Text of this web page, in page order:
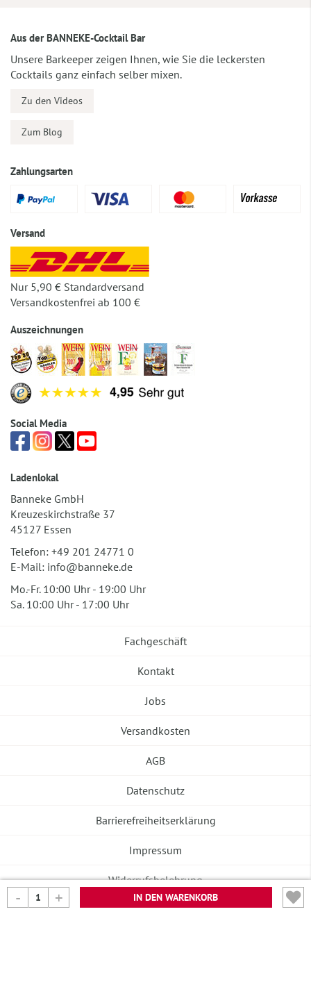
IN DEN WARENKORB
Aus der BANNEKE-Cocktail Bar
Unsere Barkeeper zeigen Ihnen, wie Sie die leckersten
Cocktails ganz einfach selber mixen.
Zu den Videos
Zum Blog
Zahlungsarten
Versand
Nur 5,90 € Standardversand
Versandkostenfrei ab 100 €
Auszeichnungen
Social Media
Ladenlokal
Banneke GmbH
Kreuzeskirchstraße 37
45127 Essen
Telefon: +49 201 24771 0
E-Mail: info@banneke.de
Mo.-Fr. 10:00 Uhr - 19:00 Uhr
Sa. 10:00 Uhr - 17:00 Uhr
Fachgeschäft
Kontakt
Jobs
Versandkosten
AGB
Datenschutz
Barrierefreiheitserklärung
Impressum
Widerrufsbelehrung
Vertrag widerrufen